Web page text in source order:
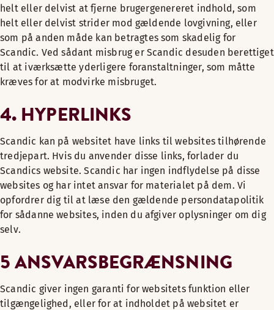
helt eller delvist at fjerne brugergenereret indhold, som
helt eller delvist strider mod gældende lovgivning, eller
som på anden måde kan betragtes som skadelig for
Scandic. Ved sådant misbrug er Scandic desuden berettiget
til at iværksætte yderligere foranstaltninger, som måtte
kræves for at modvirke misbruget.
4. HYPERLINKS
Scandic kan på websitet have links til websites tilhørende
tredjepart. Hvis du anvender disse links, forlader du
Scandics website. Scandic har ingen indflydelse på disse
websites og har intet ansvar for materialet på dem. Vi
opfordrer dig til at læse den gældende persondatapolitik
for sådanne websites, inden du afgiver oplysninger om dig
selv.
5 ANSVARSBEGRÆNSNING
Scandic giver ingen garanti for websitets funktion eller
tilgængelighed, eller for at indholdet på websitet er